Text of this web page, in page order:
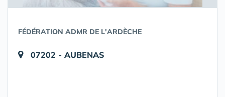
FÉDÉRATION ADMR DE L'ARDÈCHE
07202 - AUBENAS